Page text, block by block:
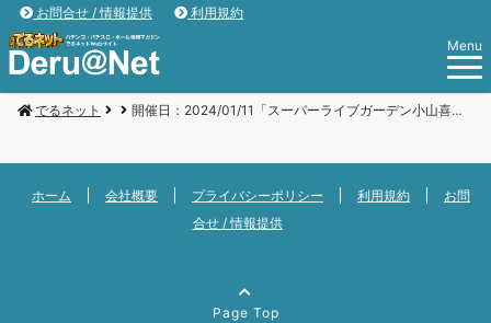
お問合せ / 情報提供
利用規約
Menu
でるネット 開催日：2024/01/11「スーパーライブガーデン小山喜沢店」
ホーム 会社概要 プライバシーポリシー 利用規約
お問
合せ / 情報提供
Page Top